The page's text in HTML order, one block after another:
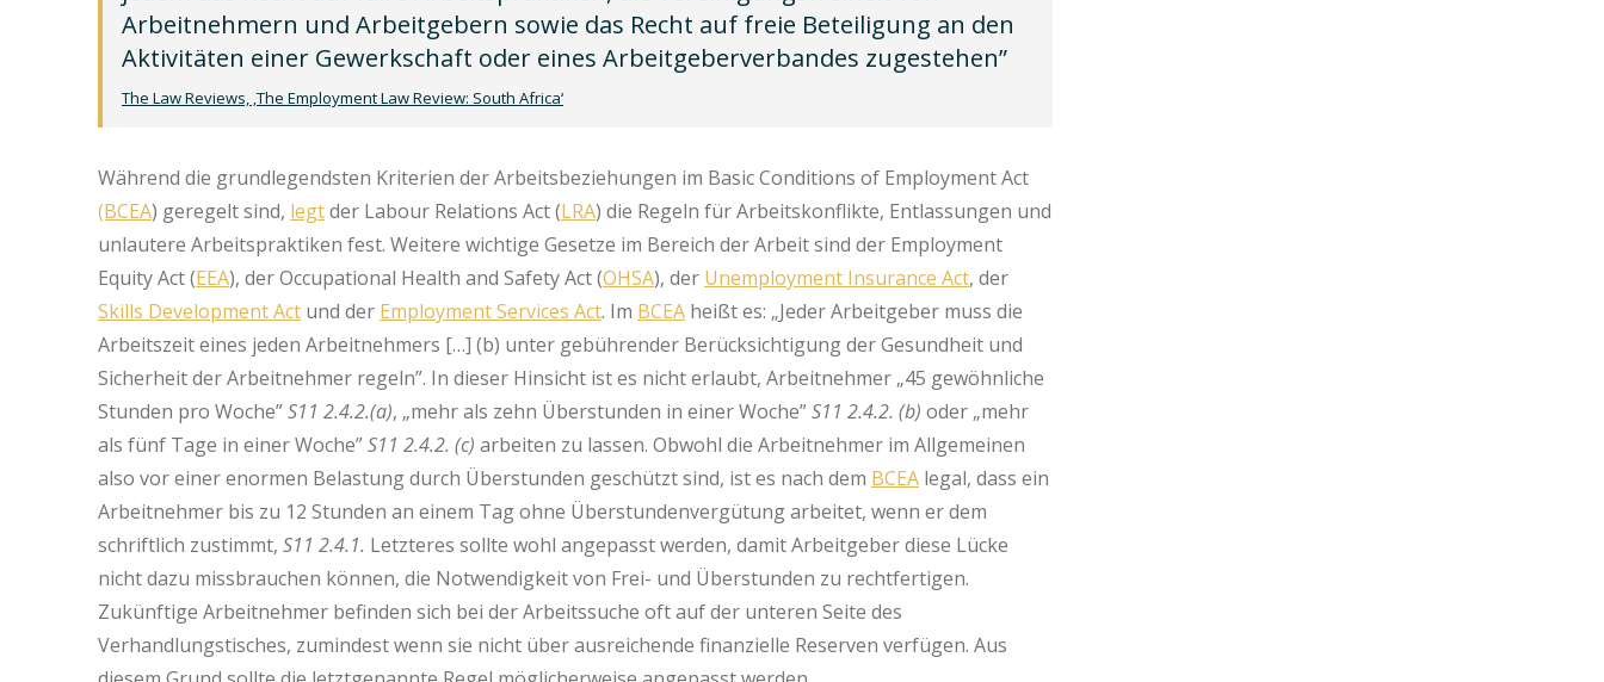
Arbeitnehmern und Arbeitgebern sowie das Recht auf freie Beteiligung an den
Aktivitäten einer Gewerkschaft oder eines Arbeitgeberverbandes zugestehen”
The Law Reviews, ‚The Employment Law Review: South Africa‘
Während die grundlegendsten Kriterien der Arbeitsbeziehungen im Basic Conditions of Employment Act
(BCEA) geregelt sind, legtder Labour Relations Act (LRA) die Regeln für Arbeitskonflikte, Entlassungen und
unlautere Arbeitspraktiken fest. Weitere wichtige Gesetze im Bereich der Arbeit sind der Employment
Equity Act (EEA), der Occupational Health and Safety Act (OHSA), der Unemployment Insurance Act, der
Skills Development Act und der Employment Services Act. Im BCEA heißt es: „Jeder Arbeitgeber muss die
Arbeitszeit eines jeden Arbeitnehmers […] (b) unter gebührender Berücksichtigung der Gesundheit und
Sicherheit der Arbeitnehmer regeln”. In dieser Hinsicht ist es nicht erlaubt, Arbeitnehmer „45 gewöhnliche
Stunden pro Woche”S11 2.4.2.(a), „mehr als zehn Überstunden in einer Woche”S11 2.4.2. (b) oder „mehr
als fünf Tage in einer Woche”S11 2.4.2. (c) arbeiten zu lassen. Obwohl die Arbeitnehmer im Allgemeinen
also vor einer enormen Belastung durch Überstunden geschützt sind, ist es nach dem BCEA legal, dass ein
Arbeitnehmer bis zu 12 Stunden an einem Tag ohne Überstundenvergütung arbeitet, wenn er dem
schriftlich zustimmt, S11 2.4.1. Letzteres sollte wohl angepasst werden, damit Arbeitgeber diese Lücke
nicht dazu missbrauchen können, die Notwendigkeit von Frei- und Überstunden zu rechtfertigen.
Zukünftige Arbeitnehmer befinden sich bei der Arbeitssuche oft auf der unteren Seite des
Verhandlungstisches, zumindest wenn sie nicht über ausreichende finanzielle Reserven verfügen. Aus